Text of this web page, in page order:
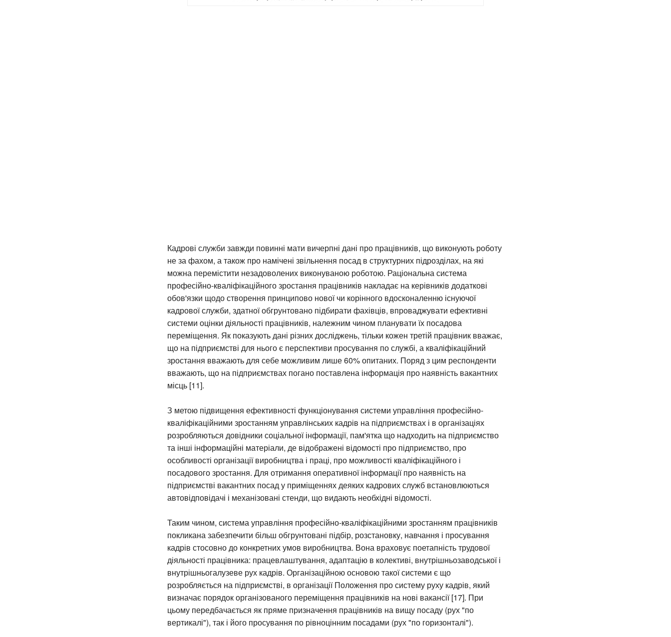
Кадрові служби завжди повинні мати вичерпні дані про працівників, що виконують роботу
не за фахом, а також про намічені звільнення посад в структурних підрозділах, на які
можна перемістити незадоволених виконуваною роботою. Раціональна система
професійно-кваліфікаційного зростання працівників накладає на керівників додаткові
обов'язки щодо створення принципово нової чи корінного вдосконаленню існуючої
кадрової служби, здатної обгрунтовано підбирати фахівців, впроваджувати ефективні
системи оцінки діяльності працівників, належним чином планувати їх посадова
переміщення. Як показують дані різних досліджень, тільки кожен третій працівник вважає,
що на підприємстві для нього є перспективи просування по службі, а кваліфікаційний
зростання вважають для себе можливим лише 60% опитаних. Поряд з цим респонденти
вважають, що на підприємствах погано поставлена інформація про наявність вакантних
місць [11].
З метою підвищення ефективності функціонування системи управління професійно-
кваліфікаційними зростанням управлінських кадрів на підприємствах і в організаціях
розробляються довідники соціальної інформації, пам'ятка що надходить на підприємство
та інші інформаційні матеріали, де відображені відомості про підприємство, про
особливості організації виробництва і праці, про можливості кваліфікаційного і
посадового зростання. Для отримання оперативної інформації про наявність на
підприємстві вакантних посад у приміщеннях деяких кадрових служб встановлюються
автовідповідачі і механізовані стенди, що видають необхідні відомості.
Таким чином, система управління професійно-кваліфікаційними зростанням працівників
покликана забезпечити більш обгрунтовані підбір, розстановку, навчання і просування
кадрів стосовно до конкретних умов виробництва. Вона враховує поетапність трудової
діяльності працівника: працевлаштування, адаптацію в колективі, внутрішньозаводської і
внутрішньогалузеве рух кадрів. Організаційною основою такої системи є що
розробляється на підприємстві, в організації Положення про систему руху кадрів, який
визначає порядок організованого переміщення працівників на нові вакансії [17]. При
цьому передбачається як пряме призначення працівників на вищу посаду (рух "по
вертикалі"), так і його просування по рівноцінним посадами (рух "по горизонталі").